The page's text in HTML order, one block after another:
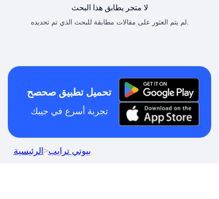
لا متجر يطابق هذا البحث
لم يتم العثور على مقالات مطابقة للبحث الذي تم تحديده.
تحميل تطبيق صحصح
تجربة أسرع في جيبك
الرئيسية>بيوتي ترايب